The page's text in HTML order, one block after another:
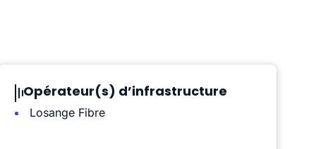
Opérateur(s) d’infrastructure
Losange Fibre